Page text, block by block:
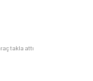
takla attı